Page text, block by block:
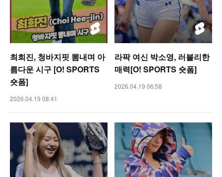
최희진, 청바지핏 뽐내며 아
름다운 시구 [O! SPORTS
숏폼]
2026.04.19 08:41
라팍 여신 박소영, 러블리한
매력[O! SPORTS 숏폼]
2026.04.19 06:58